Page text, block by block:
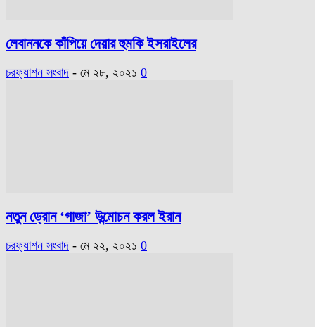
লেবাননকে কাঁপিয়ে দেয়ার হুমকি ইসরাইলের
চরফ্যাশন সংবাদ - মে ২৮, ২০২১ 0
নতুন ড্রোন ‘গাজা’ উন্মোচন করল ইরান
চরফ্যাশন সংবাদ - মে ২২, ২০২১ 0